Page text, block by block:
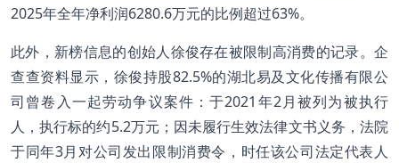
2025年全年净利润6280.6万元的比例超过63%。
此外，新榜信息的创始人徐俊存在被限制高消费的记录。企
查查资料显示，徐俊持股82.5%的湖北易及文化传播有限公
司曾卷入一起劳动争议案件：于2021年2月被列为被执行
人，执行标的约5.2万元；因未履行生效法律文书义务，法院
于同年3月对公司发出限制消费令，时任该公司法定代表人